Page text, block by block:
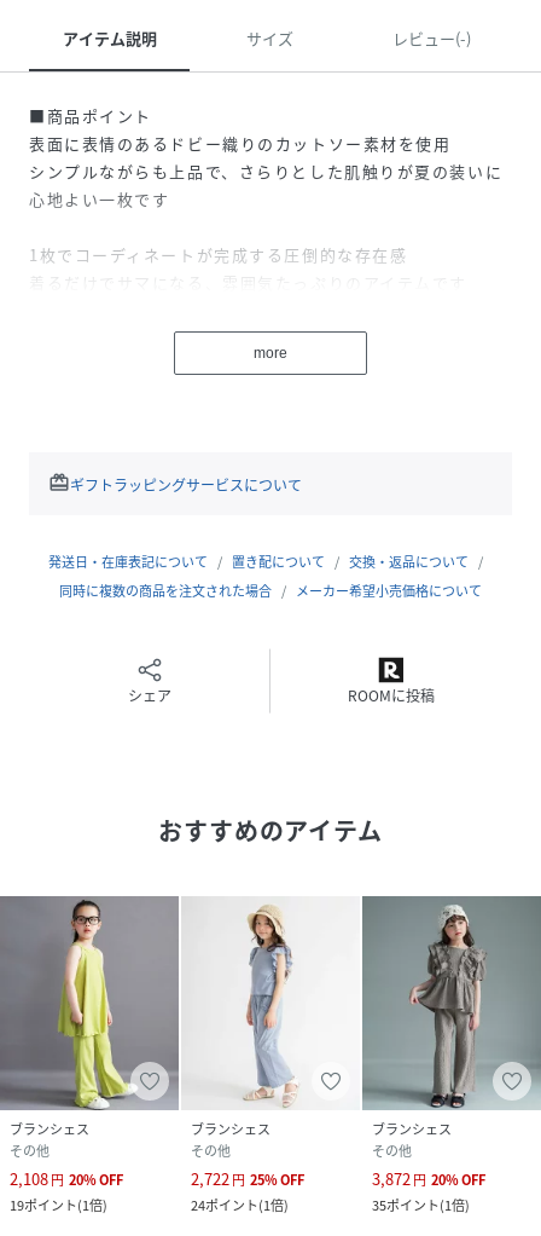
アイテム説明 サイズ レビュー(-)
■商品ポイント
表面に表情のあるドビー織りのカットソー素材を使用
シンプルながらも上品で、さらりとした肌触りが夏の装いに
心地よい一枚です
1枚でコーディネートが完成する圧倒的な存在感
着るだけでサマになる、雰囲気たっぷりのアイテムです
同じ生地でデザイン違いも展開しているので、
ベビー・キッズでリンクコーデも楽しめます
-----
ポケット：あり
裏地：トップス/胸元あり
※モデル着用写真についてはイメージの為、実際の
商品とカラーや仕様が異なる場合がございますので、
予めご了承の上、ご注文下さい。
実際の商品より明るく見える場合が御座います。
性別タイプ
原産国
素材
【トップス】本体:ポリエステル95% ポリウレ
タン5% 裏側:ポリエステル65% 綿35%【ボ
トムス】本体:ポリエステル95% ポリウレタン
5% 裏側:ポリエステル65% 綿35%
サイズ
80cm、90cm、100cm、110cm、120cm、
130cm、140cm、150cm
more
redeemギフトラッピングサービスについて
発送日・在庫表記について 置き配について
交換・返品について
同時に複数の商品を注文された場合
メーカー希望小売価格について
シェア ROOMに投稿
おすすめのアイテム
ブランシェス
その他
2,108円 20%OFF
19ポイント(1倍)
ブランシェス
その他
2,722円 25%OFF
24ポイント(1倍)
ブランシェス
その他
3,872円 20%OFF
35ポイント(1倍)